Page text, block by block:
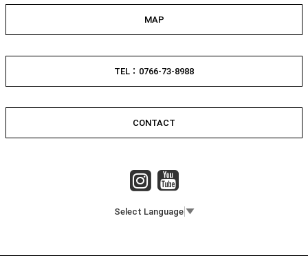
MAP
TEL：0766-73-8988
CONTACT
Select Language ▼